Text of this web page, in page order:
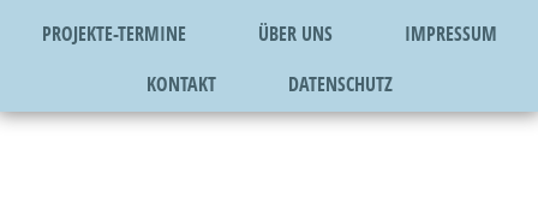
PROJEKTE-TERMINE
ÜBER UNS
IMPRESSUM
KONTAKT
DATENSCHUTZ